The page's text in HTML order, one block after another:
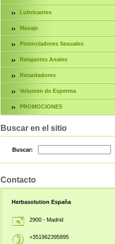
Lubricantes
Masaje
Potenciadores Sexuales
Relajantes Anales
Retardadores
Volumen de Esperma
PROMOCIONES
Buscar en el sitio
Buscar:
Contacto
Herbasolution España
2900 - Madrid
+351962395895